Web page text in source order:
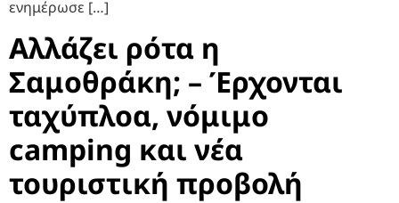
ενημέρωσε […]
Αλλάζει ρότα η
Σαμοθράκη; – Έρχονται
ταχύπλοα, νόμιμο
camping και νέα
τουριστική προβολή